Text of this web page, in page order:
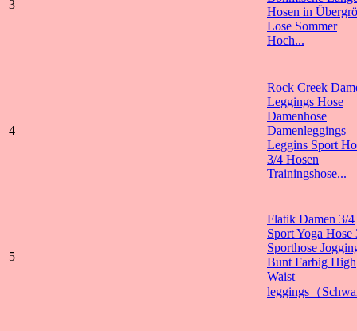
3
Hosen in
Lose Sommer
Hoch...
4
Rock Creek
Leggings Hose
Damenhose
Damenleggings
Leggins Sport
3/4 Hosen
Trainingshose...
5
Flatik Damen 3/4
Sport Yoga Hose
Sporthose
Bunt Farbig High
Waist
leggings（